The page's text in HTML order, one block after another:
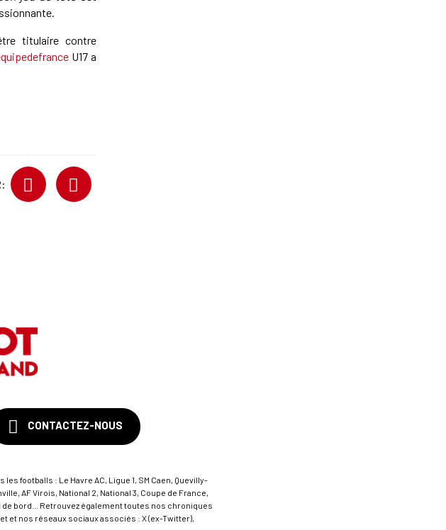
titulaire contre
U17 a
CONTACTEZ-NOUS
footballs : Le Havre AC, Ligue 1, SM Caen, Quevilly-
AF Virois, National 2, National 3, Coupe de France,
bord... Retrouvez également toutes nos chroniques
et nos réseaux sociaux associés : X (ex-Twitter),